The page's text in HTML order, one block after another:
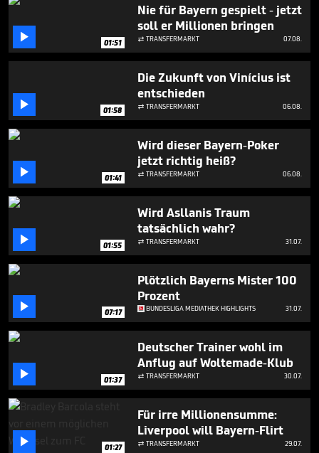
minute,
seconds
 01:51
Nie für Bayern gespielt - jetzt
soll er Millionen bringen
 TRANSFERMARKT 07.08.
 01:58
Die Zukunft von Vinícius ist
entschieden
 TRANSFERMARKT 06.08.
 01:41
Wird dieser Bayern-Poker
jetzt richtig heiß?
 TRANSFERMARKT 06.08.
 01:55
Wird Asllanis Traum
tatsächlich wahr?
 TRANSFERMARKT 31.07.
 07:17
Plötzlich Bayerns Mister 100
Prozent
BUNDESLIGA MEDIATHEK HIGHLIGHTS 31.07.
 01:37
Deutscher Trainer wohl im
Anflug auf Woltemade-Klub
 TRANSFERMARKT 30.07.
 01:27
Für irre Millionensumme:
Liverpool will Bayern-Flirt
 TRANSFERMARKT 29.07.